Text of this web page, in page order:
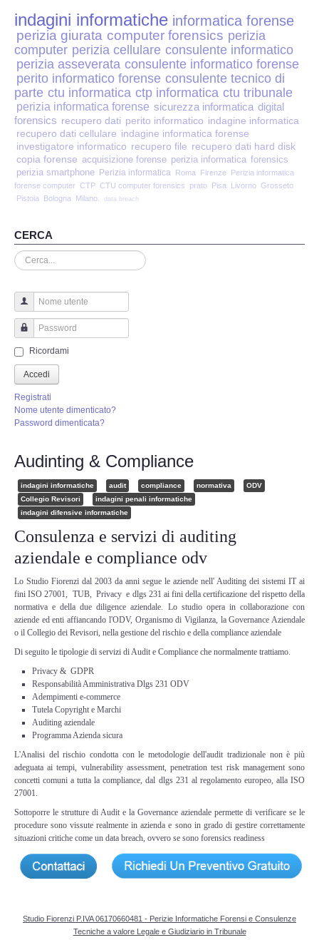
Perizia Stalking
Perizia Cyber Bullismo
Incarichi CTU e CTP
Perizia Centralini PBX e VOIP
Perizia Estimo
Perizia Documento informatico
Perizia Cloud
Perizia E-mail
Perizia Truffa Banca e Online
Perizia Dash Cam
Perizia software spia
Perizia Controllo lavoratori
Perizia DVR
Perizia IoT e IIoT
Perizia Ransomware Malware
Perizia Incidente Stradale
Perizia Data Breach
INDAGINI DIGITALI
Digital Intelligence OSINT
Indagini su computer
Indagini Smartphone,Tablet
Bonifiche Digitali
Forensics Readiness
indagini informatiche informatica forense
perizia giurata computer forensics perizia
computer perizia cellulare consulente informatico
perizia asseverata consulente informatico forense
perito informatico forense consulente tecnico di
parte ctu informatica ctp informatica ctu tribunale
perizia informatica forense sicurezza informatica digital
forensics recupero dati perito informatico indagine informatica
recupero dati cellulare indagine informatica forense
investigatore informatico recupero file recupero dati hard disk
copia forense acquisizione forense perizia informatica forensics
perizia smartphone Perizia informatica Roma Firenze Perizia informatica
forense computer CTP CTU computer forensics prato Pisa Livorno Grosseto
Pistoia
Bologna Milano. data breach
CERCA
Cerca...
Nome utente
Password
Ricordami
Accedi
Registrati
Nome utente dimenticato?
Password dimenticata?
Audinting & Compliance
indagini informatiche audit compliance normativa
ODV
Collegio Revisori
indagini penali informatiche
indagini difensive informatiche
Consulenza e servizi di auditing
aziendale e compliance odv
Lo Studio Fiorenzi dal 2003 da anni segue le aziende nell' Auditing dei sistemi IT ai
fini ISO 27001, TUB, Privacy e dlgs 231 ai fini della certificazione del rispetto della
normativa e della due diligence aziendale. Lo studio opera in collaborazione con
aziende ed enti affiancando l'ODV, Organismo di Vigilanza, la Governance Aziendale
o il Collegio dei Revisori, nella gestione del rischio e della compliance aziendale
Di seguito le tipologie di servizi di Audit e Compliance che normalmente trattiamo.
Privacy & GDPR
Responsabilità Amministrativa Dlgs 231 ODV
Adempimenti e-commerce
Tutela Copyright e Marchi
Auditing aziendale
Programma Azienda sicura
L'Analisi del rischio condotta con le metodologie dell'audit tradizionale non è più
adeguata ai tempi, vulnerability assessment, penetration test risk management sono
concetti comuni a tutta la compliance, dal dlgs 231 al regolamento europeo, alla ISO
27001.
Sottoporre le strutture di Audit e la Governance aziendale permette di verificare se le
procedure sono vissute realmente in azienda e sono in grado di gestire correttamente
situazioni critiche come un data breach, ovvero se sono forensics readiness
Studio Fiorenzi P.IVA 06170660481 - Perizie Informatiche Forensi e Consulenze
Tecniche a valore Legale e Giudiziario in Tribunale